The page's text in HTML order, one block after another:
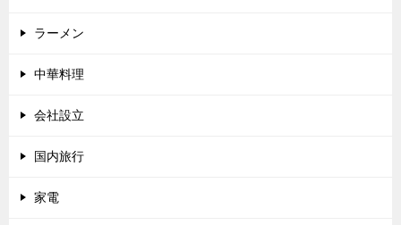
ラーメン
中華料理
会社設立
国内旅行
家電